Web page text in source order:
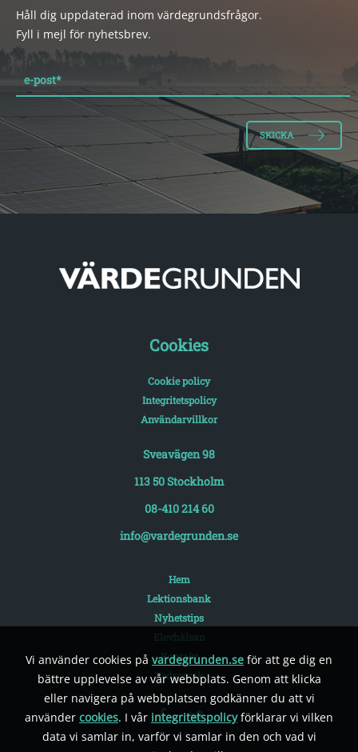
Vi använder cookies på vardegrunden.se för att ge dig en
bättre upplevelse av vår webbplats. Genom att klicka
eller navigera på webbplatsen godkänner du att vi
använder cookies. I vår integritetspolicyförklarar vi vilken
data vi samlar in, varför vi samlar in den och vad vi
Håll dig uppdaterad inom värdegrundsfrågor.
Fyll i mejl för nyhetsbrev.
e-post*
Cookies
Cookie policy
Integritetspolicy
Användarvillkor
Sveavägen 98
113 50 Stockholm
08-410 214 60
info@vardegrunden.se
Hem
Lektionsbank
Nyhetstips
Kontakt
Pedagogik